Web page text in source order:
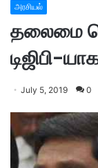
அரசியல்
தலைமை
டிஜிபி-
July 5, 2019 0